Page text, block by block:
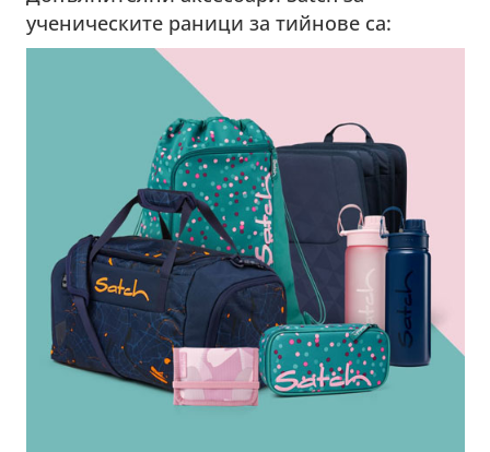
ученическите раници за тийнове са: